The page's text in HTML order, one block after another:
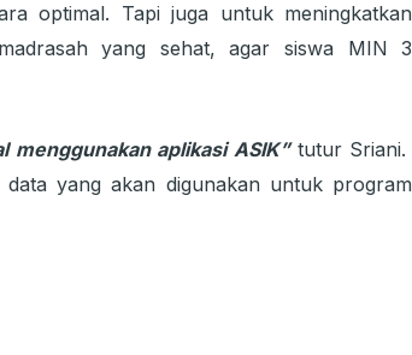
optimal. Tapi juga untuk meningkatkan
yang sehat, agar siswa MIN 3
menggunakan aplikasi ASIK”tutur Sriani.
data yang akan digunakan untuk program